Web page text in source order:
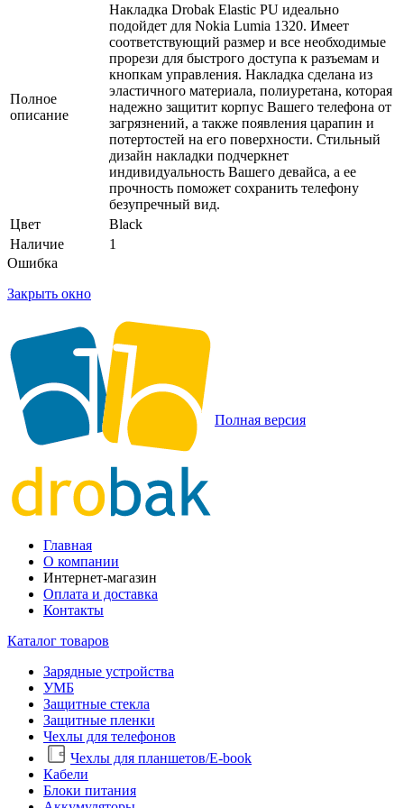
Полное
описание
Накладка Drobak Elastic PU идеально
подойдет для Nokia Lumia 1320. Имеет
соответствующий размер и все необходимые
прорези для быстрого доступа к разъемам и
кнопкам управления. Накладка сделана из
эластичного материала, полиуретана, которая
надежно защитит корпус Вашего телефона от
загрязнений, а также появления царапин и
потертостей на его поверхности. Стильный
дизайн накладки подчеркнет
индивидуальность Вашего девайса, а ее
прочность поможет сохранить телефону
безупречный вид.
Цвет
Black
Наличие
1
Ошибка
Закрыть окно
Полная версия
Главная
О компании
Интернет-магазин
Оплата и доставка
Контакты
Каталог товаров
Зарядные устройства
УМБ
Защитные стекла
Защитные пленки
Чехлы для телефонов
Чехлы для планшетов/E-book
Кабели
Блоки питания